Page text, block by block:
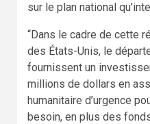
sur le plan national
“Dans le cadre de cette
des États-Unis, le
fournissent un
millions de dollars en
humanitaire d’urgence
besoin, en plus des